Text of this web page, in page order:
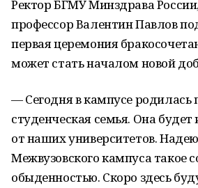
Ректор БГМУ Минздрава
профессор Валентин Павлов
первая церемония
может стать началом новой
— Сегодня в кампусе родилась
студенческая семья. Она
от наших университетов.
Межвузовского кампуса такое
обыденностью. Скоро здесь